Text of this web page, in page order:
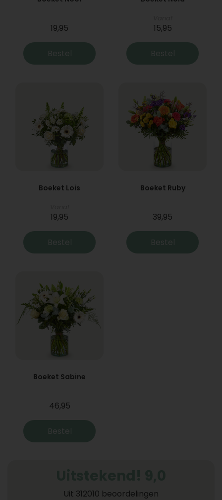
19,95
Bestel
15,95
Bestel
Boeket Lois
19,95
Bestel
Boeket Ruby
39,95
Bestel
Boeket Sabine
46,95
Bestel
Uit 312010 beoordelingen